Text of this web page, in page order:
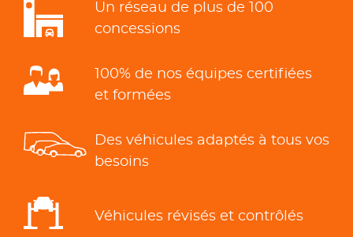
Un réseau de plus de 100
concessions
100% de nos équipes certifiées
et formées
Des véhicules adaptés à tous vos
besoins
Véhicules révisés et contrôlés